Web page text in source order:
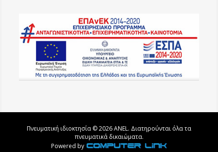
Πνευματική ιδιοκτησία © 2026 ANEL. Διατηρούνται όλα τα
πνευματικά δικαιώματα.
Powered by